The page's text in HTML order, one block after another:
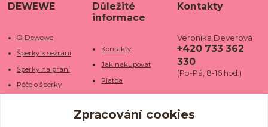
DEWEWE
O Dewewe
Šperky k sežrání
Šperky na přání
Péče o šperky
Kamenné obchody
Důležité
informace
Kontakty
Jak nakupovat
Platba
Doba dodání
Doprava
Kontakty
Veronika Deverová
+420 733 362
330
(Po-Pá, 8-16 hod.)
we.cz
Zpracování cookies